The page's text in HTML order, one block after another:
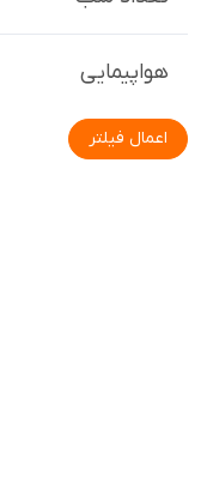
هواپیمایی
اعمال فیلتر